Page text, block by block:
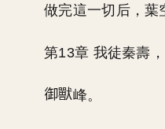
做完這一切后，葉
第13章 我徒秦壽
峰。